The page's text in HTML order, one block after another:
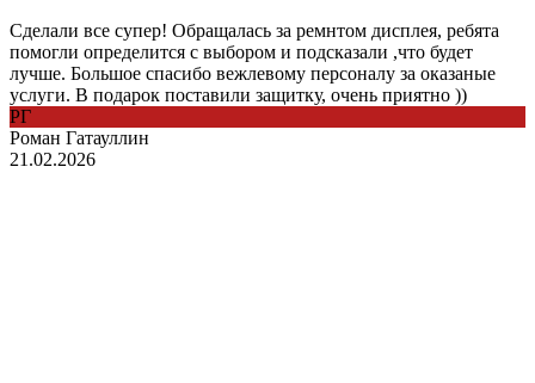
Сделали все супер! Обращалась за ремнтом дисплея, ребята
помогли определится с выбором и подсказали ,что будет
лучше. Большое спасибо вежлевому персоналу за оказаные
услуги. В подарок поставили защитку, очень приятно ))
РГ
Роман Гатауллин
21.02.2026